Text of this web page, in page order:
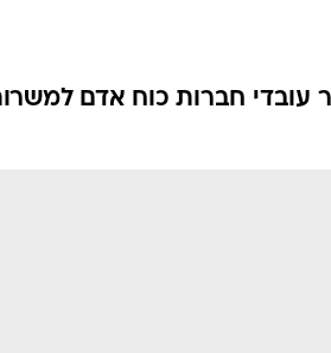
עובדי חברות כוח אדם